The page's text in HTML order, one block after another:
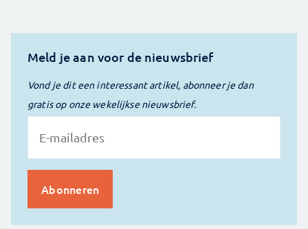
Meld je aan voor de nieuwsbrief
Vond je dit een interessant artikel, abonneer je dan
gratis op onze wekelijkse nieuwsbrief.